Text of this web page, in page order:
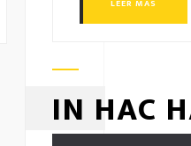
LEER MÁS
IN HAC